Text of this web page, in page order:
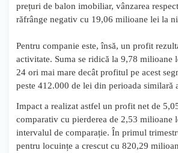
prețuri de balon imobiliar, vânzarea
răfrânge negativ cu 19,06 milioane lei la
Pentru companie este, însă, un profit
activitate. Suma se ridică la 9,78 milioane
24 ori mai mare decât profitul pe acest
peste 412.000 de lei din perioada similară
Impact a realizat astfel un profit net de
comparativ cu pierderea de 2,53 milioane
intervalul de comparație. În primul
pentru locuințe a crescut cu 820,29